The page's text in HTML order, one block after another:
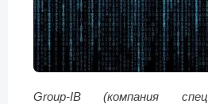
Group-IB (компания